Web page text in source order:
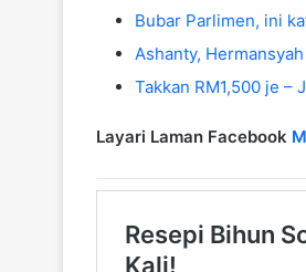
Bubar Parlimen, ini
Ashanty,
Takkan RM1,500 je –
Layari Laman Facebook